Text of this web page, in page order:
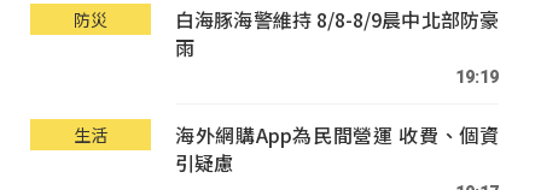
防災
白海豚海警維持 8/8-8/9晨中北部防豪
雨
19:19
生活
海外網購App為民間營運 收費、個資
引疑慮